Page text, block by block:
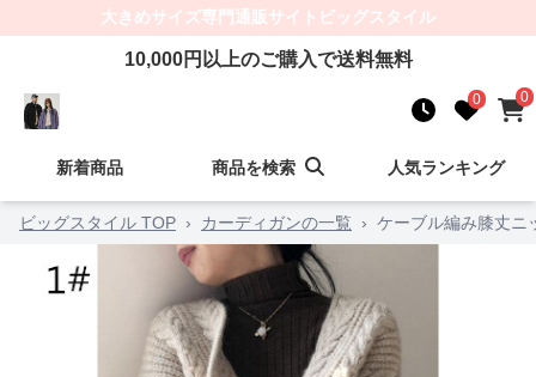
大きめサイズ専門通販サイト ビッグスタイル
10,000円以上のご購入で送料無料
0 0
新着商品 商品を検索 人気ランキング
ビッグスタイル TOP › カーディガンの一覧 › ケーブル編み膝丈ニ